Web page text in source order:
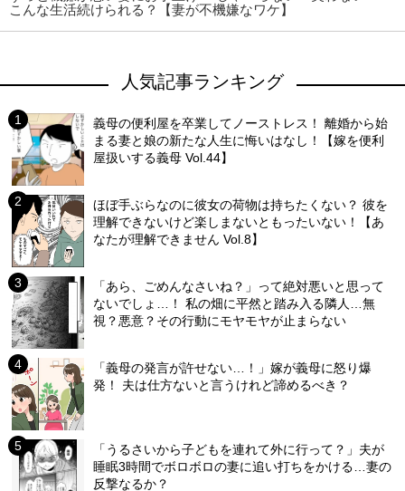
こんな生活続けられる？【妻が不機嫌なワケ】
人気記事ランキング
義母の便利屋を卒業してノーストレス！ 離婚から始
まる妻と娘の新たな人生に悔いはなし！【嫁を便利
屋扱いする義母 Vol.44】
ほぼ手ぶらなのに彼女の荷物は持ちたくない？ 彼を
理解できないけど楽しまないともったいない！【あ
なたが理解できません Vol.8】
「あら、ごめんなさいね？」って絶対悪いと思って
ないでしょ…！ 私の畑に平然と踏み入る隣人…無
視？悪意？その行動にモヤモヤが止まらない
「義母の発言が許せない…！」嫁が義母に怒り爆
発！ 夫は仕方ないと言うけれど諦めるべき？
「うるさいから子どもを連れて外に行って？」夫が
睡眠3時間でボロボロの妻に追い打ちをかける…妻の
反撃なるか？